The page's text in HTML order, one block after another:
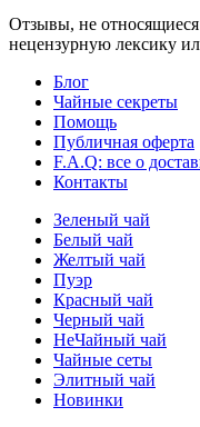
Отзывы, не
нецензурную лексику
Блог
Чайные секреты
Помощь
Публичная оферта
F.A.Q: все о
Контакты
Зеленый чай
Белый чай
Желтый чай
Пуэр
Красный чай
Черный чай
НеЧайный чай
Чайные сеты
Элитный чай
Новинки